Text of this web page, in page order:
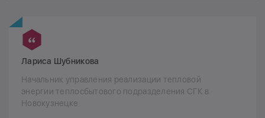
Лариса Шубникова
Начальник управления реализации тепловой
энергии теплосбытового подразделения СГК в
Новокузнецке